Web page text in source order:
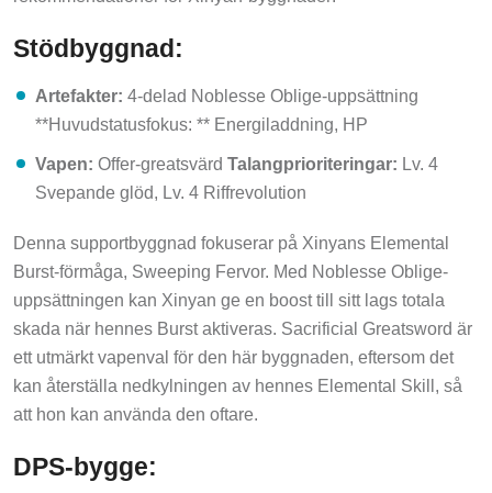
Stödbyggnad:
Artefakter: 4-delad Noblesse Oblige-uppsättning
**Huvudstatusfokus: ** Energiladdning, HP
Vapen: Offer-greatsvärd Talangprioriteringar: Lv. 4
Svepande glöd, Lv. 4 Riffrevolution
Denna supportbyggnad fokuserar på Xinyans Elemental
Burst-förmåga, Sweeping Fervor. Med Noblesse Oblige-
uppsättningen kan Xinyan ge en boost till sitt lags totala
skada när hennes Burst aktiveras. Sacrificial Greatsword är
ett utmärkt vapenval för den här byggnaden, eftersom det
kan återställa nedkylningen av hennes Elemental Skill, så
att hon kan använda den oftare.
DPS-bygge: